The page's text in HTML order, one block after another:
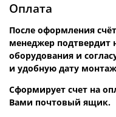
Оплата
После оформления
менеджер подтвердит
оборудования и
и удобную дату
Сформирует счет на
Вами почтовый ящик.